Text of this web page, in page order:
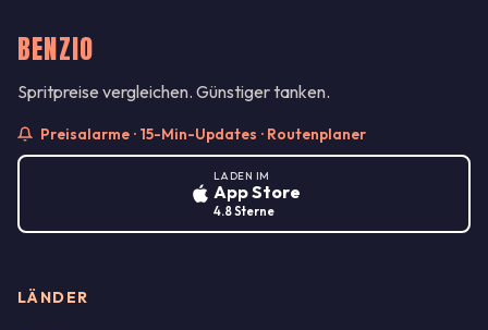
BENZIO
Spritpreise vergleichen. Günstiger tanken.
Preisalarme · 15-Min-Updates · Routenplaner
LADEN IM
App Store
4.8 Sterne
LÄNDER